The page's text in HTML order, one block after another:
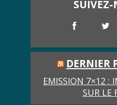
SUIVEZ-
DERNIER
EMISSION 7×12 :
SUR LE